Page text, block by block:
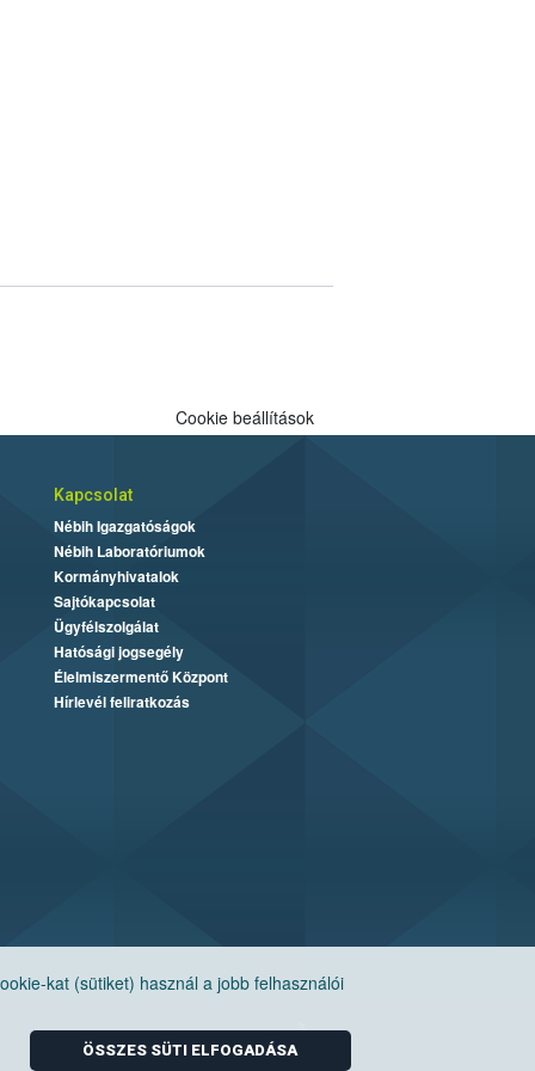
kat (sütiket) használ a jobb felhasználói
ÖSSZES SÜTI ELFOGADÁSA
Cookie beállítások
Kapcsolat
Nébih Igazgatóságok
Nébih Laboratóriumok
Kormányhivatalok
Sajtókapcsolat
Ügyfélszolgálat
Hatósági jogsegély
Élelmiszermentő Központ
Hírlevél feliratkozás